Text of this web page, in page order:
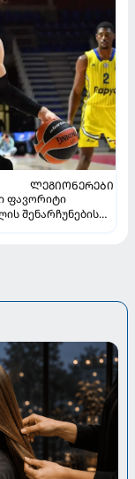
ᲚᲔᲒᲘᲝᲜᲔᲠᲔᲑᲘ
ფავორიტი
შენარჩუნების